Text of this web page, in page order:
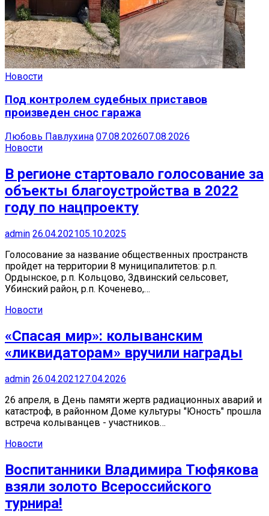
Новости
Под контролем судебных приставов
произведен снос гаража
Любовь Павлухина 07.08.202607.08.2026
Новости
В регионе стартовало голосование за
объекты благоустройства в 2022
году по нацпроекту
admin 26.04.202105.10.2025
Голосование за название общественных пространств
пройдет на территории 8 муниципалитетов: р.п.
Ордынское, р.п. Кольцово, Здвинский сельсовет,
Убинский район, р.п. Коченево,…
Новости
«Спасая мир»: колыванским
«ликвидаторам» вручили награды
admin 26.04.202127.04.2026
26 апреля, в День памяти жертв радиационных аварий и
катастроф, в районном Доме культуры "Юность" прошла
встреча колыванцев - участников…
Новости
Воспитанники Владимира Тюфякова
взяли золото Всероссийского
турнира!